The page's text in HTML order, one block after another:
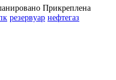
Прикреплена
резервуар нефтегаз